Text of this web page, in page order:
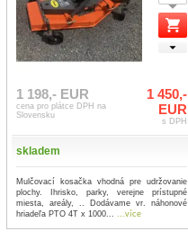
1 198,- EUR
cena pro plátce DPH na
Slovensku
1 450,-
EUR
s DPH
skladem
Mulčovací kosačka vhodná pre udržovanie
plochy. Ihrisko, parky, verejne prístupné
miesta, areály, .. Dodávame vr. náhonové
hriadeľa PTO 4T x 1000... ...více